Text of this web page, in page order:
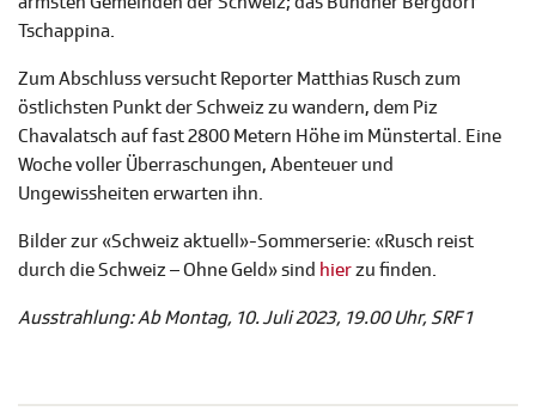
Tschappina.
Zum Abschluss versucht Reporter Matthias Rusch zum
östlichsten Punkt der Schweiz zu wandern, dem Piz
Chavalatsch auf fast 2800 Metern Höhe im Münstertal. Eine
Woche voller Überraschungen, Abenteuer und
Ungewissheiten erwarten ihn.
Bilder zur «Schweiz aktuell»-Sommerserie: «Rusch reist
durch die Schweiz – Ohne Geld» sind hierzu finden.
Ausstrahlung: Ab Montag, 10. Juli 2023, 19.00 Uhr, SRF 1